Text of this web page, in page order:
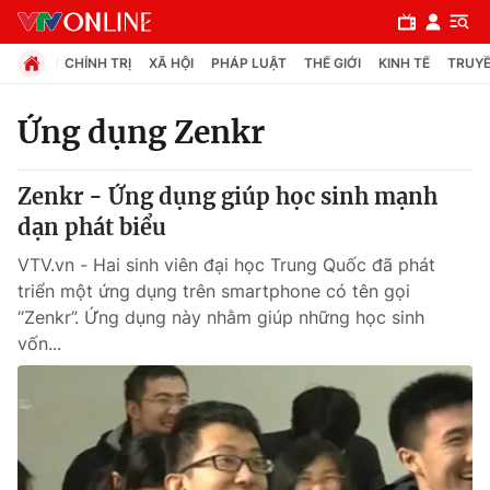
Chuyên mục
Chính trị
Xã hội
Pháp luật
Y tế
Thế giới
CHÍNH TRỊ XÃ HỘI PHÁP LUẬT THẾ GIỚI KINH TẾ
Ứng dụng Zenkr
Zenkr - Ứng dụng giúp học sinh mạnh
dạn phát biểu
VTV.vn - Hai sinh viên đại học Trung Quốc đã phát
triển một ứng dụng trên smartphone có tên gọi
“Zenkr”. Ứng dụng này nhằm giúp những học sinh
vốn...